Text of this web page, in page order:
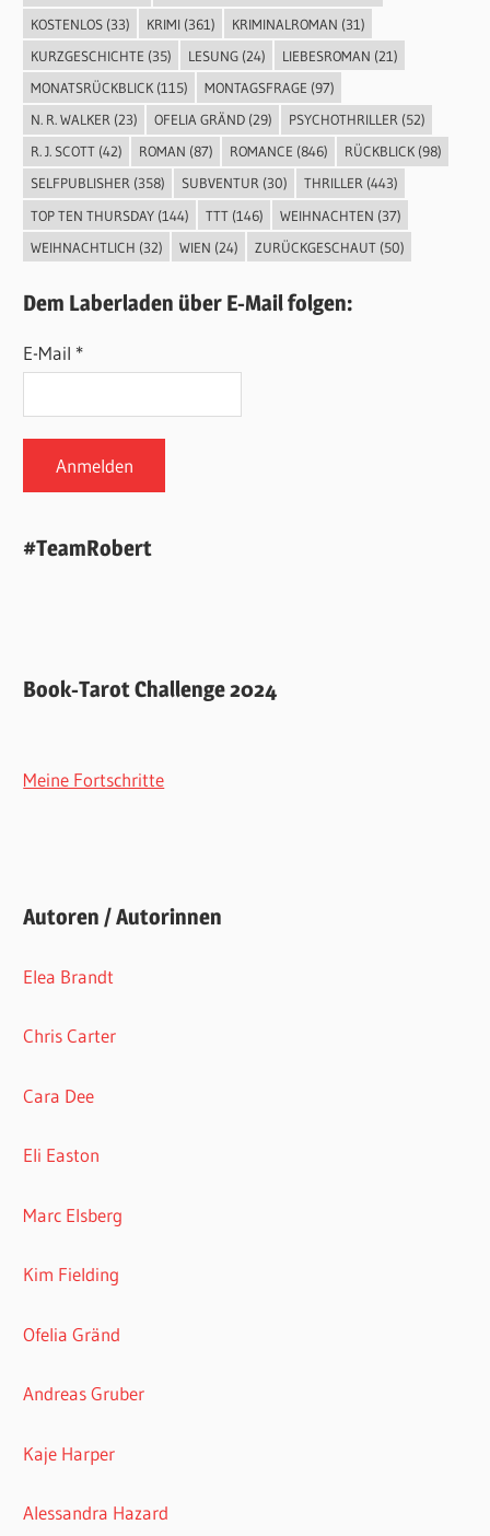
KOSTENLOS(33) KRIMI(361) KRIMINALROMAN (31)
KURZGESCHICHTE (35) LESUNG(24) LIEBESROMAN (21)
MONATSRÜCKBLICK(115) MONTAGSFRAGE (97)
N. R. WALKER (23) OFELIA GRÄND(29) PSYCHOTHRILLER (52)
R. J. SCOTT(42) ROMAN (87) ROMANCE (846) RÜCKBLICK(98)
SELFPUBLISHER(358) SUBVENTUR(30) THRILLER(443)
TOP TEN THURSDAY(144) TTT(146) WEIHNACHTEN (37)
WEIHNACHTLICH (32) WIEN (24) ZURÜCKGESCHAUT(50)
Dem Laberladen über E-Mail folgen:
E-Mail *
#TeamRobert
Book-Tarot Challenge 2024
Meine Fortschritte
Autoren / Autorinnen
Elea Brandt
Chris Carter
Cara Dee
Eli Easton
Marc Elsberg
Kim Fielding
Ofelia Gränd
Andreas Gruber
Kaje Harper
Alessandra Hazard